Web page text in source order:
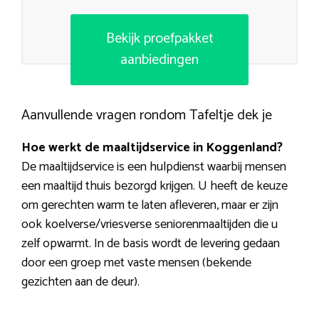
Bekijk proefpakket
aanbiedingen
Aanvullende vragen rondom Tafeltje dek je
Hoe werkt de maaltijdservice in Koggenland?
De maaltijdservice is een hulpdienst waarbij mensen
een maaltijd thuis bezorgd krijgen. U heeft de keuze
om gerechten warm te laten afleveren, maar er zijn
ook koelverse/vriesverse seniorenmaaltijden die u
zelf opwarmt. In de basis wordt de levering gedaan
door een groep met vaste mensen (bekende
gezichten aan de deur).